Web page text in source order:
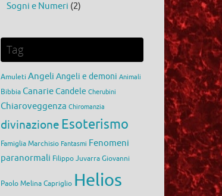
Sogni e Numeri (2)
Tag
Amuleti Angeli Angeli e demoni Animali
Bibbia CanarieCandele Cherubini
Chiaroveggenza Chiromanzia
divinazione Esoterismo
Famiglia Marchisio Fantasmi Fenomeni
paranormali Filippo JuvarraGiovanni
Paolo Melina Capriglio Helios